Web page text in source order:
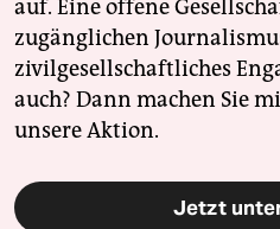
auf. Eine offene
zugänglichen
zivilgesellschaftliches
auch? Dann machen Sie
unsere Aktion.
Jetzt